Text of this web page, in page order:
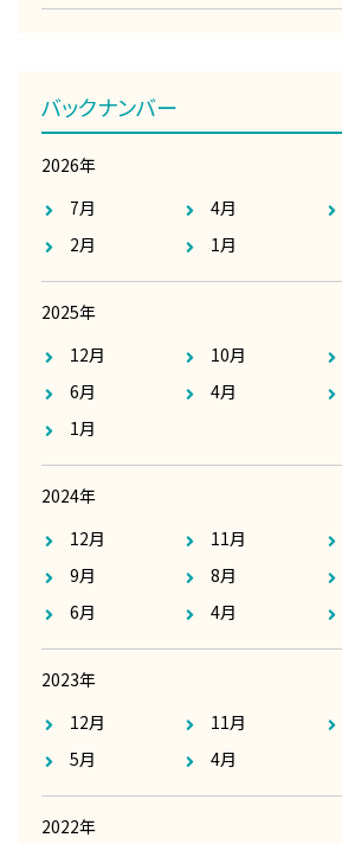
バックナンバー
2026年
7月
4月
2月
1月
2025年
12月
10月
6月
4月
1月
2024年
12月
11月
9月
8月
6月
4月
2023年
12月
11月
5月
4月
2022年